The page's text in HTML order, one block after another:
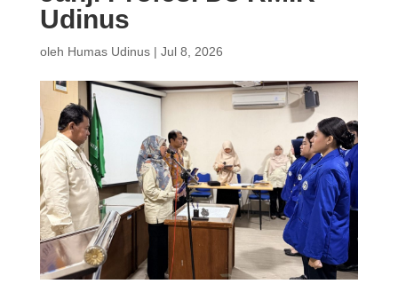
Udinus
oleh Humas Udinus| Jul 8, 2026